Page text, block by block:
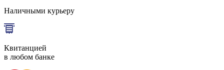
Наличными курьеру
Квитанцией
в любом банке